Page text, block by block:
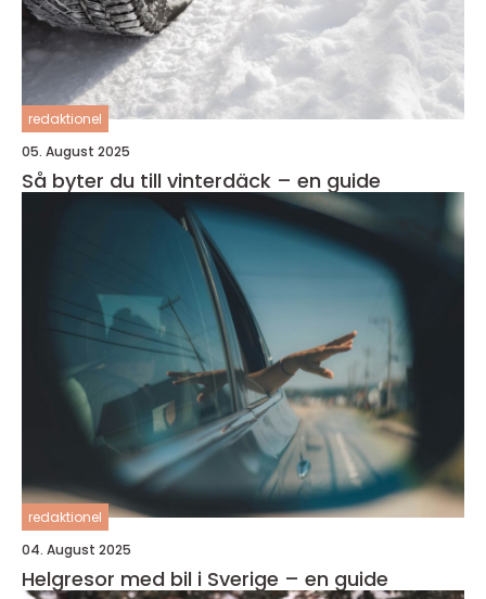
redaktionel
05. August 2025
Så byter du till vinterdäck – en guide
redaktionel
04. August 2025
Helgresor med bil i Sverige – en guide